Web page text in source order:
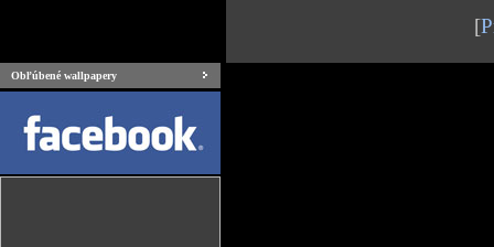
[
Obľúbené wallpapery